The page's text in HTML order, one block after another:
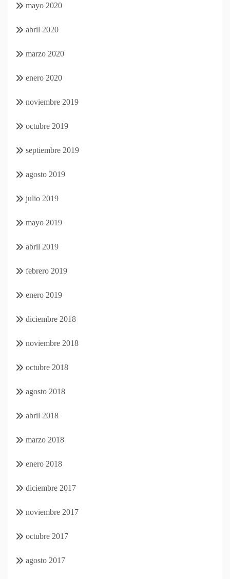
mayo 2020
abril 2020
marzo 2020
enero 2020
noviembre 2019
octubre 2019
septiembre 2019
agosto 2019
julio 2019
mayo 2019
abril 2019
febrero 2019
enero 2019
diciembre 2018
noviembre 2018
octubre 2018
agosto 2018
abril 2018
marzo 2018
enero 2018
diciembre 2017
noviembre 2017
octubre 2017
agosto 2017